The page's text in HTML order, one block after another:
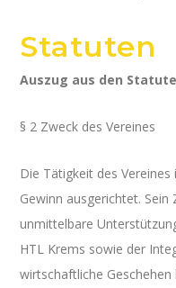
Statuten
Auszug aus den
§ 2 Zweck des Vereines
Die Tätigkeit des
Gewinn ausgerichtet.
unmittelbare
HTL Krems sowie der
wirtschaftliche